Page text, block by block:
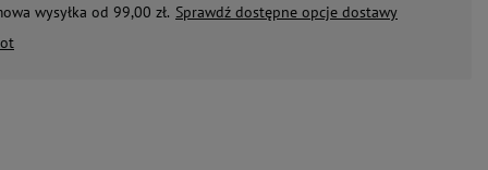
wysyłka od 99,00 zł. Sprawdź dostępne opcje dostawy